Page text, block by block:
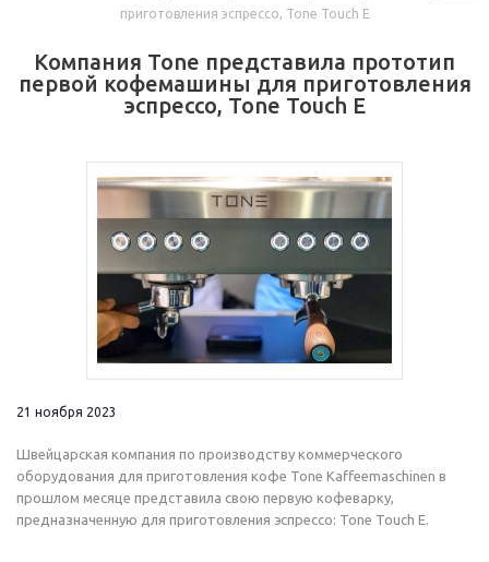
приготовления эспрессо, Tone Touch E
Компания Tone представила прототип
первой кофемашины для приготовления
эспрессо, Tone Touch E
21 ноября 2023
Швейцарская компания по производству коммерческого
оборудования для приготовления кофе Tone Kaffeemaschinen в
прошлом месяце представила свою первую кофеварку,
предназначенную для приготовления эспрессо: Tone Touch E.